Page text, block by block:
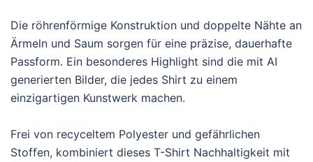
Die röhrenförmige Konstruktion und doppelte Nähte an
Ärmeln und Saum sorgen für eine präzise, dauerhafte
Passform. Ein besonderes Highlight sind die mit AI
generierten Bilder, die jedes Shirt zu einem
einzigartigen Kunstwerk machen.
Frei von recyceltem Polyester und gefährlichen
Stoffen, kombiniert dieses T-Shirt Nachhaltigkeit mit